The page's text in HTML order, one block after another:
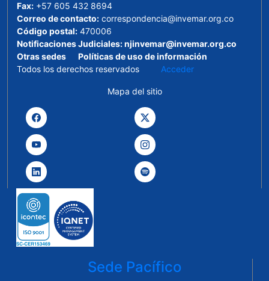
Fax: +57 605 432 8694
Correo de contacto: correspondencia@invemar.org.co
Código postal: 470006
Notificaciones Judiciales:njinvemar@invemar.org.co
Otras sedes
Políticas de uso de información
Todos los derechos reservados Acceder
Mapa del sitio
Sede Pacífico